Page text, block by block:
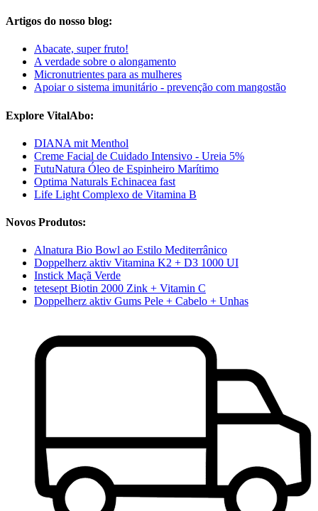
Artigos do nosso blog:
Abacate, super fruto!
A verdade sobre o alongamento
Micronutrientes para as mulheres
Apoiar o sistema imunitário - prevenção com mangostão
Explore VitalAbo:
DIANA mit Menthol
Creme Facial de Cuidado Intensivo - Ureia 5%
FutuNatura Óleo de Espinheiro Marítimo
Optima Naturals Echinacea fast
Life Light Complexo de Vitamina B
Novos Produtos:
Alnatura Bio Bowl ao Estilo Mediterrânico
Doppelherz aktiv Vitamina K2 + D3 1000 UI
Instick Maçã Verde
tetesept Biotin 2000 Zink + Vitamin C
Doppelherz aktiv Gums Pele + Cabelo + Unhas